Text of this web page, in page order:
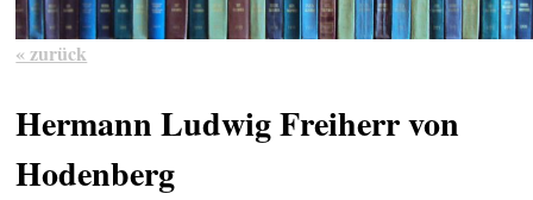
« zurück
Hermann Ludwig Freiherr von
Hodenberg